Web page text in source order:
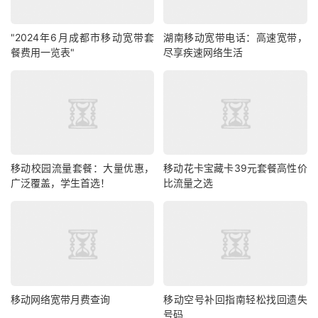
"2024年6月成都市移动宽带套
餐费用一览表"
湖南移动宽带电话：高速宽带，
尽享疾速网络生活
移动校园流量套餐：大量优惠，
广泛覆盖，学生首选！
移动花卡宝藏卡39元套餐高性价
比流量之选
移动网络宽带月费查询
移动空号补回指南轻松找回遗失
号码